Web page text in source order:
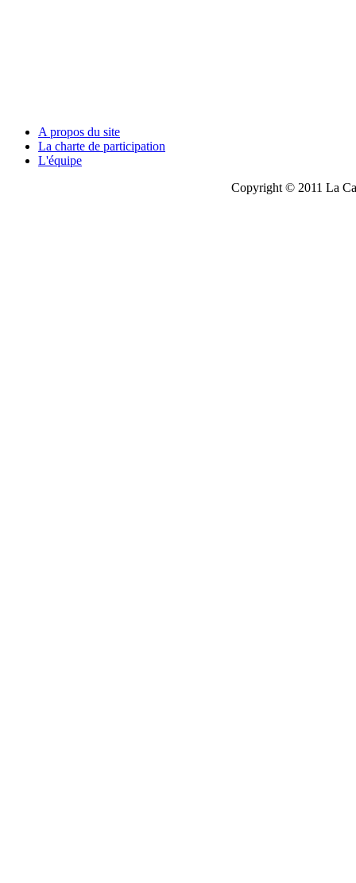
A propos du site
La charte de participation
L'équipe
Copyright © 2011 La